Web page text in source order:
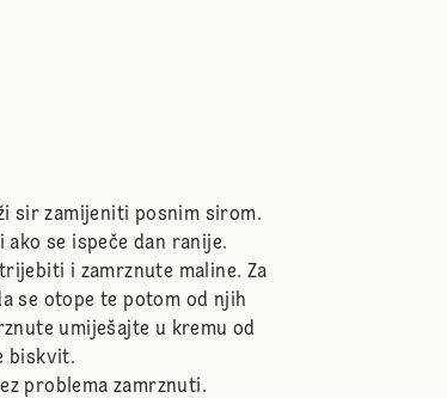
sir zamijeniti posnim sirom.
se ispeče dan ranije.
i zamrznute maline. Za
se otope te potom od njih
umiješajte u kremu od
biskvit.
problema zamrznuti.